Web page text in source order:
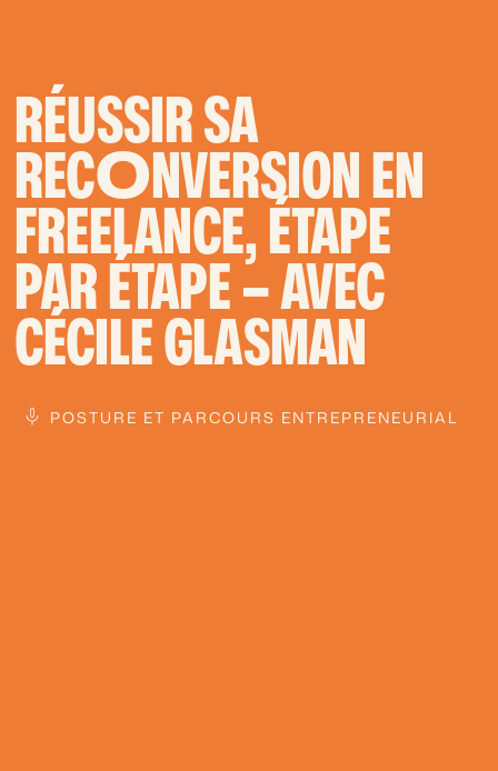
RÉUSSIR SA
RECONVERSION EN
FREELANCE, ÉTAPE
PAR ÉTAPE – AVEC
CÉCILE GLASMAN
POSTURE ET PARCOURS ENTREPRENEURIAL